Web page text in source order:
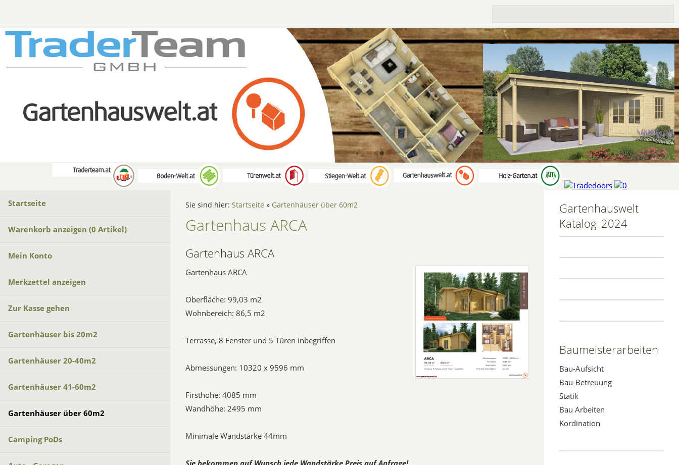
Startseite
Warenkorb anzeigen (0 Artikel)
Mein Konto
Merkzettel anzeigen
Zur Kasse gehen
Gartenhäuser bis 20m2
Gartenhäuser 20-40m2
Gartenhäuser 41-60m2
Gartenhäuser über 60m2
Camping PoDs
Sie sind hier: Startseite » Gartenhäuser über 60m2
Gartenhaus ARCA
Gartenhaus ARCA
Gartenhaus ARCA
Oberfläche: 99,03 m2
Wohnbereich: 86,5 m2
Terrasse, 8 Fenster und 5 Türen inbegriffen
Abmessungen: 10320 x 9596 mm
Firsthöhe: 4085 mm
Wandhöhe: 2495 mm
Minimale Wandstärke 44mm
Sie bekommen auf Wunsch jede Wandstärke Preis auf Anfrage!
Gartenhauswelt
Katalog_2024
Baumeisterarbeiten
Bau-Aufsicht
Bau-Betreuung
Statik
Bau Arbeiten
Kordination